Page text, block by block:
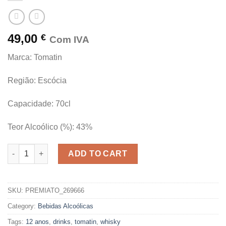
49,00 € Com IVA
Marca: Tomatin
Região: Escócia
Capacidade: 70cl
Teor Alcoólico (%): 43%
WHISKY TOMATIN 12 ANOS quantity
ADD TO CART
SKU: PREMIATO_269666
Category: Bebidas Alcoólicas
Tags: 12 anos drinks tomatin whisky